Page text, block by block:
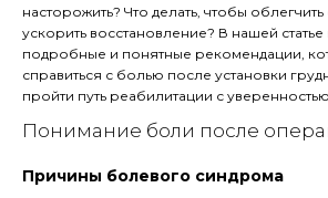
насторожить? Что делать, чтобы
ускорить восстановление? В нашей статье
подробные и понятные рекомендации,
справиться с болью после установки
пройти путь реабилитации с
Понимание боли после
Причины болевого синдрома